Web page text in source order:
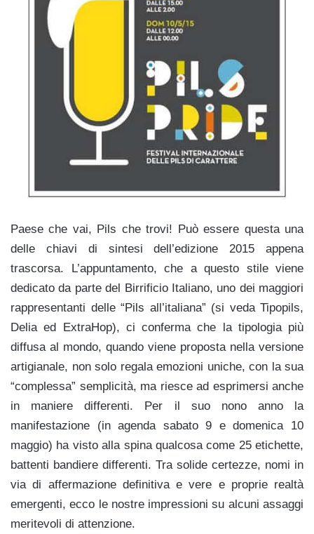
Paese che vai, Pils che trovi! Può essere questa una
delle chiavi di sintesi dell’edizione 2015 appena
trascorsa. L’appuntamento, che a questo stile viene
dedicato da parte del Birrificio Italiano, uno dei maggiori
rappresentanti delle “Pils all’italiana” (si veda Tipopils,
Delia ed ExtraHop), ci conferma che la tipologia più
diffusa al mondo, quando viene proposta nella versione
artigianale, non solo regala emozioni uniche, con la sua
“complessa” semplicità, ma riesce ad esprimersi anche
in maniere differenti. Per il suo nono anno la
manifestazione (in agenda sabato 9 e domenica 10
maggio) ha visto alla spina qualcosa come 25 etichette,
battenti bandiere differenti. Tra solide certezze, nomi in
via di affermazione definitiva e vere e proprie realtà
emergenti, ecco le nostre impressioni su alcuni assaggi
meritevoli di attenzione.